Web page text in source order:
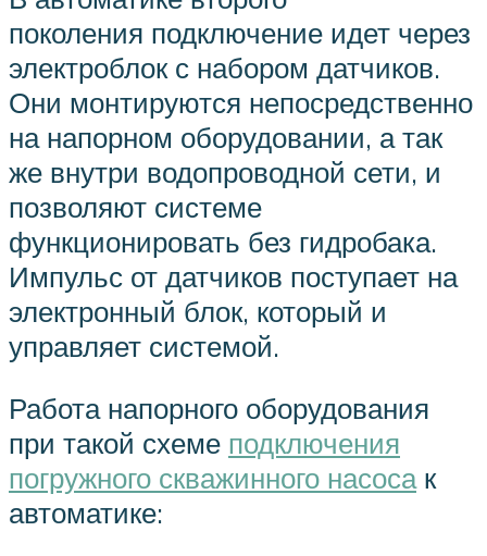
поколения подключение идет через
электроблок с набором датчиков.
Они монтируются непосредственно
на напорном оборудовании, а так
же внутри водопроводной сети, и
позволяют системе
функционировать без гидробака.
Импульс от датчиков поступает на
электронный блок, который и
управляет системой.
Работа напорного оборудования
при такой схеме подключения
погружного скважинного насосак
автоматике: